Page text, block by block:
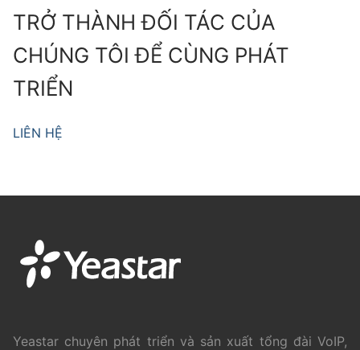
TRỞ THÀNH ĐỐI TÁC CỦA
CHÚNG TÔI ĐỂ CÙNG PHÁT
TRIỂN
LIÊN HỆ
Yeastar chuyên phát triển và sản xuất tổng đài VoIP,